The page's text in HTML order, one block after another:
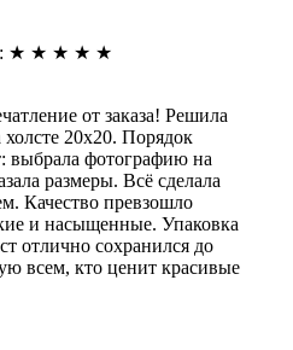
: ★ ★ ★ ★ ★
от заказа! Решила
холсте 20х20. Порядок
выбрала фотографию на
размеры. Всё сделала
Качество превзошло
и насыщенные. Упаковка
отлично сохранился до
всем, кто ценит красивые